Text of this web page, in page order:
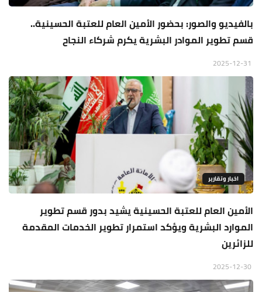
بالفيديو والصور: بحضور الأمين العام للعتبة الحسينية..
قسم تطوير الموادر البشرية يكرم شركاء النجاح
اخبار وتقارير
الأمين العام للعتبة الحسينية يشيد بدور قسم تطوير
الموارد البشرية ويؤكد استمرار تطوير الخدمات المقدمة
للزائرين